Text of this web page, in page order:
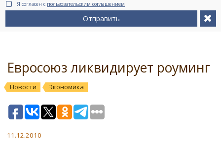
Сервис на немецком
Я согласен с пользовательским соглашением
Отправить
Евросоюз ликвидирует роуминг
Новости Экономика
11.12.2010